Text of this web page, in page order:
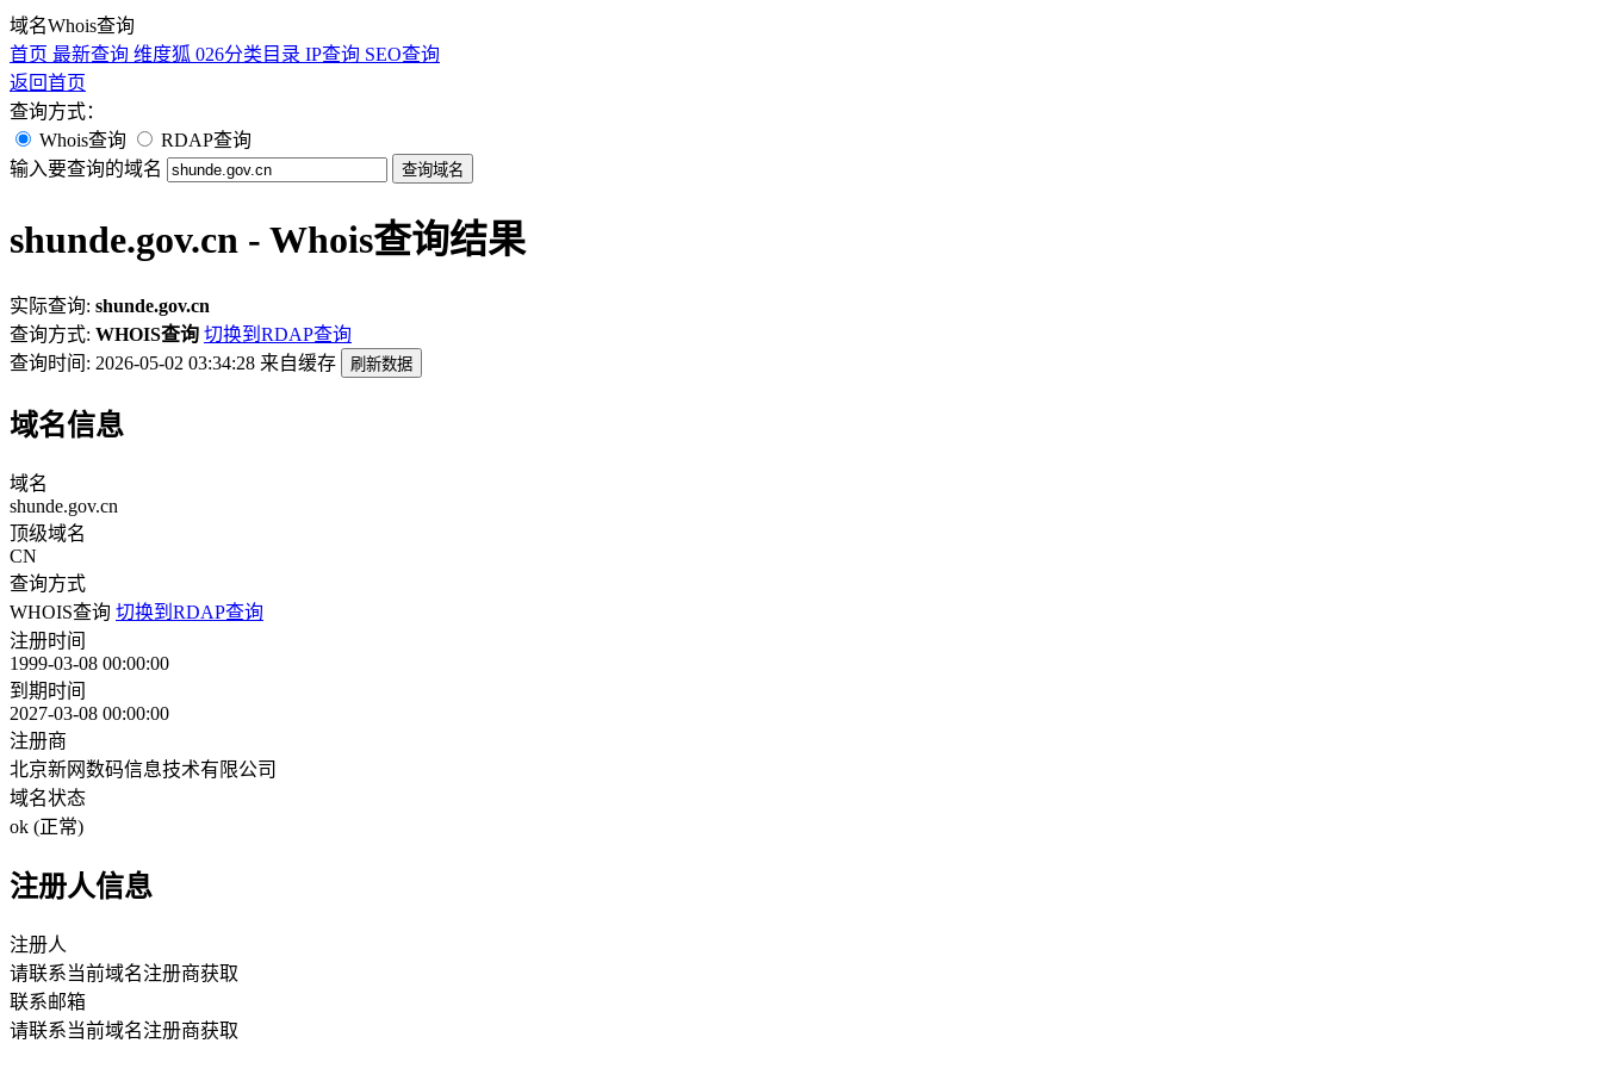
域名Whois查询
首页 最新查询 维度狐 026分类目录 IP查询 SEO查询
返回首页
查询方式：
Whois查询
RDAP查询
输入要查询的域名
查询域名
shunde.gov.cn - Whois查询结果
实际查询: shunde.gov.cn
查询方式: WHOIS查询 切换到RDAP查询
查询时间: 2026-05-02 03:34:28 来自缓存 刷新数据
域名信息
域名
shunde.gov.cn
顶级域名
CN
查询方式
WHOIS查询 切换到RDAP查询
注册时间
1999-03-08 00:00:00
到期时间
2027-03-08 00:00:00
注册商
北京新网数码信息技术有限公司
域名状态
ok (正常)
注册人信息
注册人
请联系当前域名注册商获取
联系邮箱
请联系当前域名注册商获取